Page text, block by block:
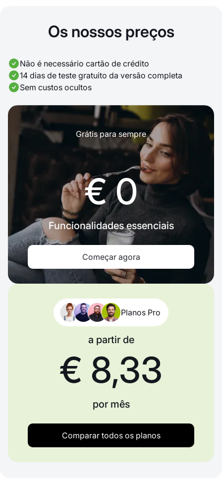
Os nossos preços
Não é necessário cartão de crédito
14 dias de teste gratuito da versão completa
Sem custos ocultos
Grátis para sempre
€ 0
Funcionalidades essenciais
Começar agora
Planos Pro
a partir de
€ 8,33
por mês
Comparar todos os planos